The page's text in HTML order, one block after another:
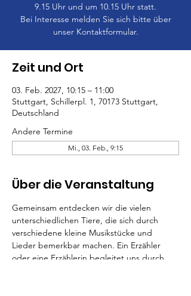
9.15 Uhr und um 10.15 Uhr statt.
Bei Interesse melden Sie sich bitte über
unser Kontaktformular.
Zeit und Ort
03. Feb. 2027, 10:15 – 11:00
Stuttgart, Schillerpl. 1, 70173 Stuttgart,
Deutschland
Andere Termine
Mi., 03. Feb., 9:15
Über die Veranstaltung
Gemeinsam entdecken wir die vielen
unterschiedlichen Tiere, die sich durch
verschiedene kleine Musikstücke und
Lieder bemerkbar machen. Ein Erzähler
oder eine Erzählerin begleitet uns durch